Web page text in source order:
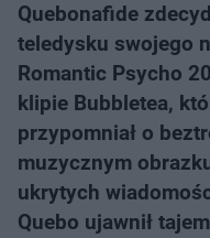
Quebonafide
teledysku swojego
Romantic Psycho
klipie Bubbletea,
przypomniał o
muzycznym
ukrytych
Quebo ujawnił